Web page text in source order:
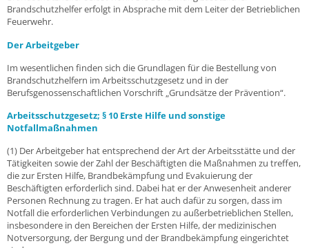
Brandschutzhelfer erfolgt in Absprache mit dem Leiter der Betrieblichen
Feuerwehr.
Der Arbeitgeber
Im wesentlichen finden sich die Grundlagen für die Bestellung von
Brandschutzhelfern im Arbeitsschutzgesetz und in der
Berufsgenossenschaftlichen Vorschrift „Grundsätze der Prävention“.
Arbeitsschutzgesetz; § 10 Erste Hilfe und sonstige
Notfallmaßnahmen
(1) Der Arbeitgeber hat entsprechend der Art der Arbeitsstätte und der
Tätigkeiten sowie der Zahl der Beschäftigten die Maßnahmen zu treffen,
die zur Ersten Hilfe, Brandbekämpfung und Evakuierung der
Beschäftigten erforderlich sind. Dabei hat er der Anwesenheit anderer
Personen Rechnung zu tragen. Er hat auch dafür zu sorgen, dass im
Notfall die erforderlichen Verbindungen zu außerbetrieblichen Stellen,
insbesondere in den Bereichen der Ersten Hilfe, der medizinischen
Notversorgung, der Bergung und der Brandbekämpfung eingerichtet